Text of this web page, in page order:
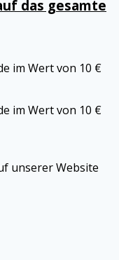
das gesamte
im Wert von 10 €
im Wert von 10 €
unserer Website